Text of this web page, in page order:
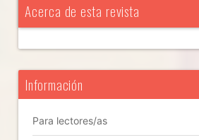
Acerca de esta revista
Información
Para lectores/as